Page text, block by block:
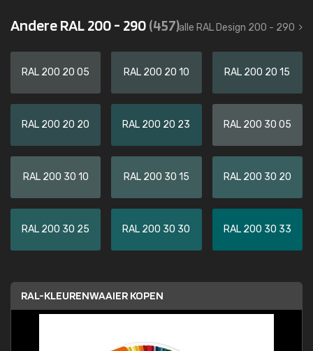
Andere RAL 200 - 290(457)alle RAL Design 200 - 290
RAL 200 20 05 RAL 200 20 10 RAL 200 20 15
RAL 200 20 20 RAL 200 20 23 RAL 200 30 05
RAL 200 30 10 RAL 200 30 15 RAL 200 30 20
RAL 200 30 25 RAL 200 30 30 RAL 200 30 33
RAL-KLEURENWAAIER KOPEN